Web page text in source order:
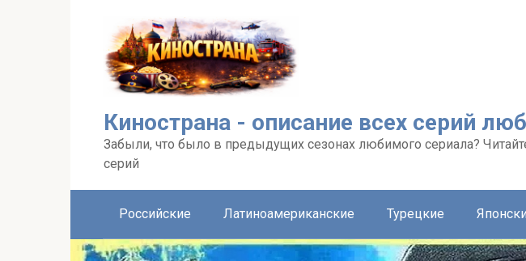
Кинострана - описание всех серий
Забыли, что было в предыдущих сезонах любимого сериала?
серий
Российские Латиноамериканские Турецкие